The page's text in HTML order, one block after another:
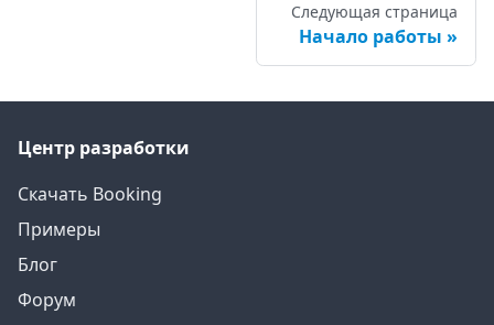
Следующая страница
Начало работы
Центр разработки
Скачать Booking
Примеры
Блог
Форум